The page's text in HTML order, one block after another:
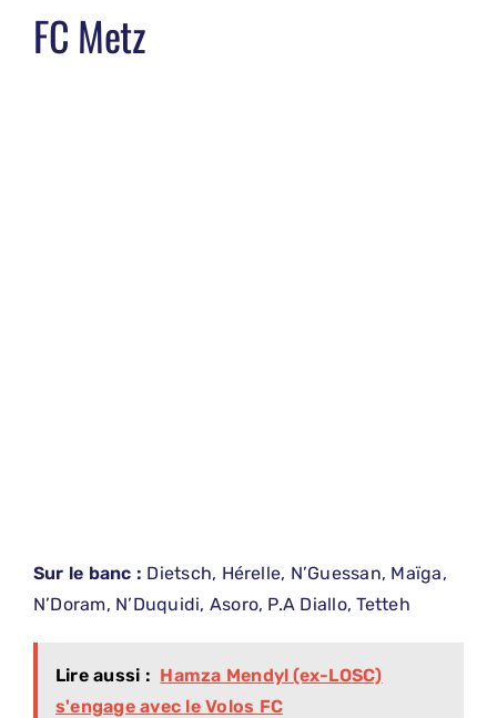
FC Metz
Sur le banc : Dietsch, Hérelle, N’Guessan, Maïga,
N’Doram, N’Duquidi, Asoro, P.A Diallo, Tetteh
Lire aussi : Hamza Mendyl (ex-LOSC)
s'engage avec le Volos FC